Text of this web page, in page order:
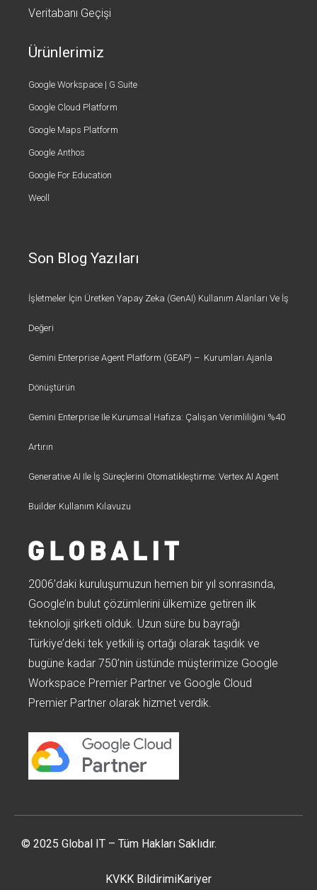
Veritabanı Geçişi
Ürünlerimiz
Google Workspace | G Suite
Google Cloud Platform
Google Maps Platform
Google Anthos
Google For Education
Weoll
Son Blog Yazıları
İşletmeler İçin Üretken Yapay Zeka (GenAI) Kullanım Alanları Ve İş
Değeri
Gemini Enterprise Agent Platform (GEAP) – Kurumları Ajanla
Dönüştürün
Gemini Enterprise Ile Kurumsal Hafıza: Çalışan Verimliliğini %40
Artırın
Generative AI Ile İş Süreçlerini Otomatikleştirme: Vertex AI Agent
Builder Kullanım Kılavuzu
2006’daki kuruluşumuzun hemen bir yıl sonrasında,
Google’ın bulut çözümlerini ülkemize getiren ilk
teknoloji şirketi olduk. Uzun süre bu bayrağı
Türkiye’deki tek yetkili iş ortağı olarak taşıdık ve
bugüne kadar 750’nin üstünde müşterimize Google
Workspace Premier Partner ve Google Cloud
Premier Partner olarak hizmet verdik.
© 2025 Global IT – Tüm Hakları Saklıdır.
KVKK BildirimiKariyer